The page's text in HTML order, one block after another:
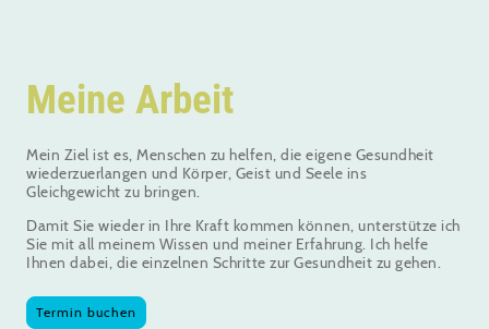
Meine Arbeit
Mein Ziel ist es, Menschen zu helfen, die eigene Gesundheit
wiederzuerlangen und Körper, Geist und Seele ins
Gleichgewicht zu bringen.
Damit Sie wieder in Ihre Kraft kommen können, unterstütze ich
Sie mit all meinem Wissen und meiner Erfahrung. Ich helfe
Ihnen dabei, die einzelnen Schritte zur Gesundheit zu gehen.
Termin buchen